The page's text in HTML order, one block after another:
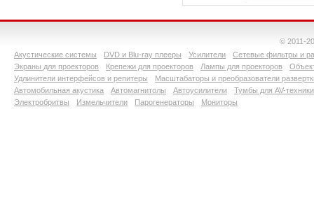
© 2011-
Акустические системы
DVD и Blu-ray плееры Усилители
Сетевые фильтры и
Экраны для проекторов
Крепежи для проекторов Лампы для проекторов
Удлинители интерфейсов и репитеры
Масштабаторы и преобразователи
Автомобильная акустика
Автомагнитолы Автоусилители
Тумбы для AV-техники
Электробритвы
Измельчители Парогенераторы Мониторы